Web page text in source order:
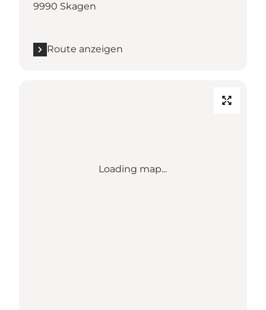
9990 Skagen
Route anzeigen
Loading map...